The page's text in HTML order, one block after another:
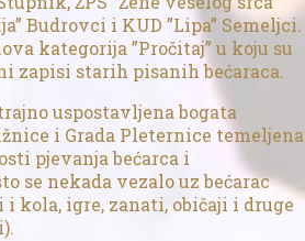
Budrovci i KUD ”Lipa” Semeljci.
kategorija ”Pročitaj” u koju su
starih pisanih bećaraca.
uspostavljena bogata
i Grada Pleternice temeljena
pjevanja bećarca i
se nekada vezalo uz bećarac
kola, igre, zanati, običaji i druge